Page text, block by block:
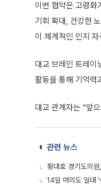
이번 협약은 고령화
기회 확대, 건강한
이 체계적인 인지
대교 브레인 트레이
활동을 통해 기억력
대교 관계자는 “앞
관련 뉴스
황대호 경기도의
14일 여의도 일대